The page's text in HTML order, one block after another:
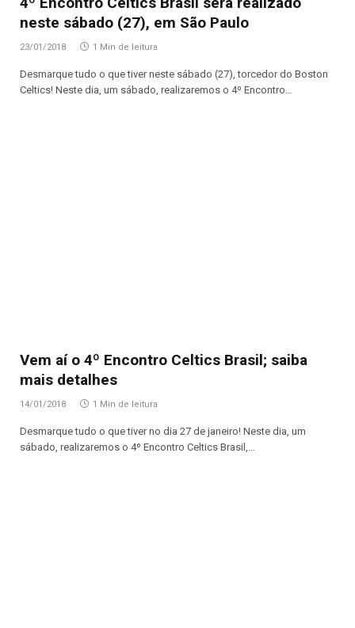
neste sábado (27), em São Paulo
23/01/2018 1 Min de leitura
Desmarque tudo o que tiver neste sábado (27), torcedor do Boston
Celtics! Neste dia, um sábado, realizaremos o 4º Encontro…
Vem aí o 4º Encontro Celtics Brasil; saiba
mais detalhes
14/01/2018 1 Min de leitura
Desmarque tudo o que tiver no dia 27 de janeiro! Neste dia, um
sábado, realizaremos o 4º Encontro Celtics Brasil,…